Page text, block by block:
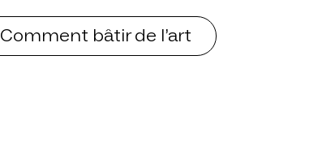
Comment bâtir de l’art